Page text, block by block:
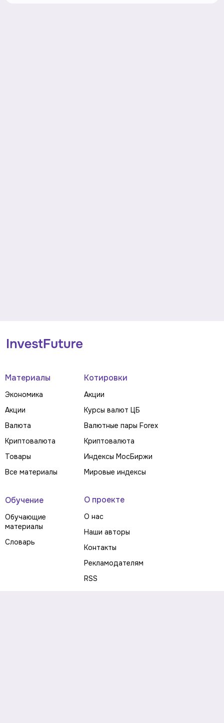
Материалы
Экономика
Акции
Валюта
Криптовалюта
Товары
Все материалы
Котировки
Акции
Курсы валют ЦБ
Валютные пары Forex
Криптовалюта
Индексы МосБиржи
Мировые индексы
Обучение
Обучающие
материалы
Словарь
О проекте
О нас
Наши авторы
Контакты
Рекламодателям
RSS